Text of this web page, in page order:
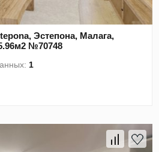
Эстепона, Малага,
№70748
1